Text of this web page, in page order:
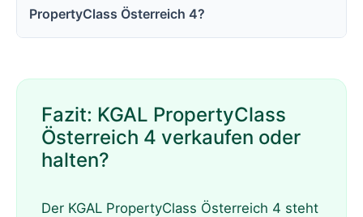
PropertyClass Österreich 4?
Fazit: KGAL PropertyClass
Österreich 4 verkaufen oder
halten?
Der KGAL PropertyClass Österreich 4 steht